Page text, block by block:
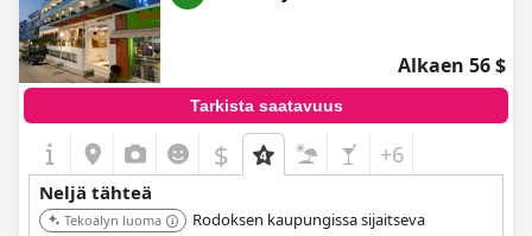
Alkaen 56 $
Tarkista saatavuus
$ +6
Neljä tähteä
Tekoälyn luoma
Rodoksen kaupungissa sijaitseva